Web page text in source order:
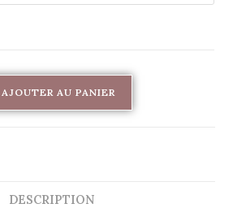
AJOUTER AU PANIER
DESCRIPTION